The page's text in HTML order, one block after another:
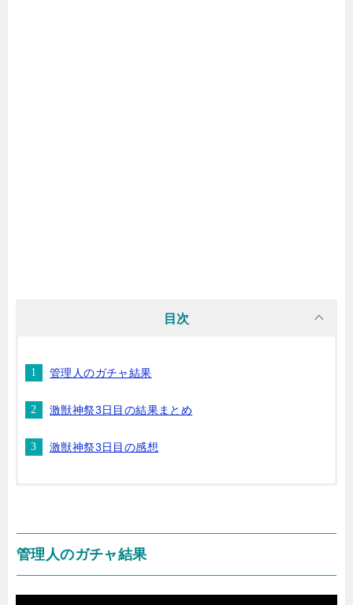
目次
管理人のガチャ結果
激獣神祭3日目の結果まとめ
激獣神祭3日目の感想
管理人のガチャ結果